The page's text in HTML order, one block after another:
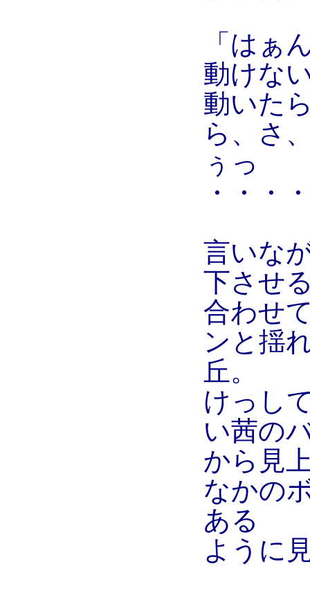
「はぁ
動けな
動いた
ら、さ
ぅっ
・・・
言いな
下させ
合わせ
ンと揺
丘。
けっし
い茜の
から見
なかの
ある
ように